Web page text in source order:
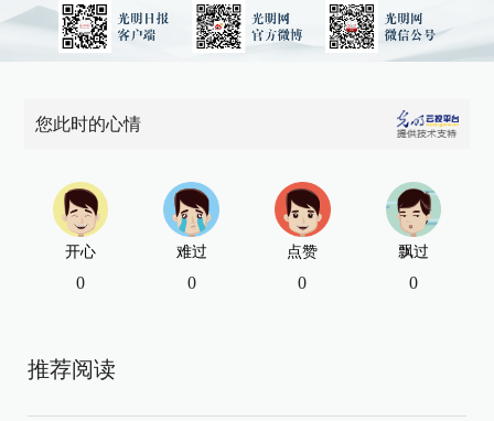
您此时的心情
开心
0
难过
0
点赞
0
飘过
0
推荐阅读